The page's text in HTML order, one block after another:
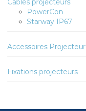
Câbles projecteurs
PowerCon
Starway IP67
Accessoires Projecteur
Fixations projecteurs